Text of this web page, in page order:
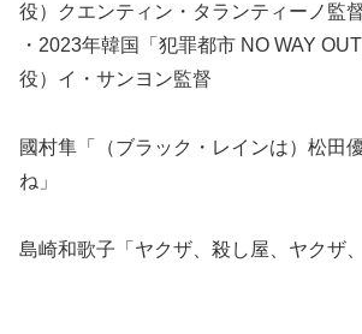
役）クエンティン・タランティーノ監
・2023年韓国「犯罪都市 NO WAY
役）イ・サンヨン監督
國村隼「（ブラック・レインは）松田
ね」
島崎和歌子「ヤクザ、殺し屋、ヤクザ